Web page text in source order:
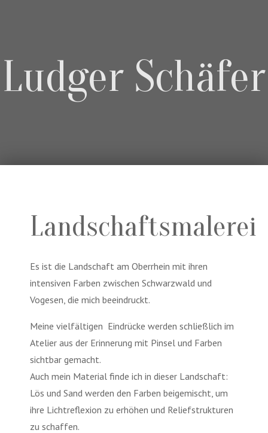
Ludger Schäfer
Landschaftsmalerei
Es ist die Landschaft am Oberrhein mit ihren
intensiven Farben zwischen Schwarzwald und
Vogesen, die mich beeindruckt.
Meine vielfältigen Eindrücke werden schließlich im
Atelier aus der Erinnerung mit Pinsel und Farben
sichtbar gemacht.
Auch mein Material finde ich in dieser Landschaft:
Lös und Sand werden den Farben beigemischt, um
ihre Lichtreflexion zu erhöhen und Reliefstrukturen
zu schaffen.